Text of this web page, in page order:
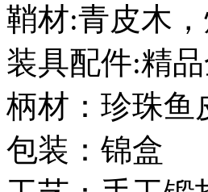
鞘材:青皮木
装具配件:精
柄材：珍珠鱼
包装：锦盒